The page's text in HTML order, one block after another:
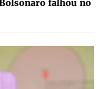
falhou no